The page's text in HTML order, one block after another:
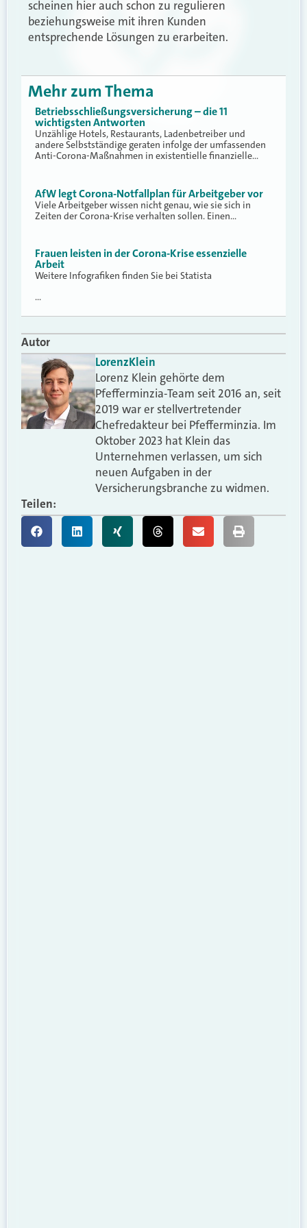
scheinen hier auch schon zu regulieren
beziehungsweise mit ihren Kunden
entsprechende Lösungen zu erarbeiten.
Mehr zum Thema
Betriebsschließungsversicherung – die 11
wichtigsten Antworten
Unzählige Hotels, Restaurants, Ladenbetreiber und
andere Selbstständige geraten infolge der umfassenden
Anti-Corona-Maßnahmen in existentielle finanzielle…
AfW legt Corona-Notfallplan für Arbeitgeber vor
Viele Arbeitgeber wissen nicht genau, wie sie sich in
Zeiten der Corona-Krise verhalten sollen. Einen…
Frauen leisten in der Corona-Krise essenzielle
Arbeit
Weitere Infografiken finden Sie bei Statista
…
Autor
LorenzKlein
Lorenz Klein gehörte dem
Pfefferminzia-Team seit 2016 an, seit
2019 war er stellvertretender
Chefredakteur bei Pfefferminzia. Im
Oktober 2023 hat Klein das
Unternehmen verlassen, um sich
neuen Aufgaben in der
Versicherungsbranche zu widmen.
Teilen: